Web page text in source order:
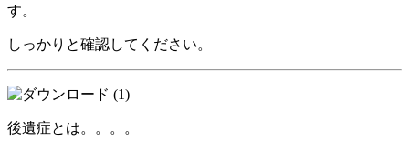
す。
しっかりと確認してください。
後遺症とは。。。。